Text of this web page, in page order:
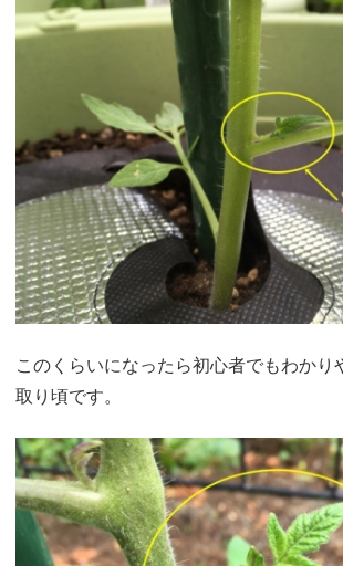
このくらいになったら初心者でもわかり
取り頃です。